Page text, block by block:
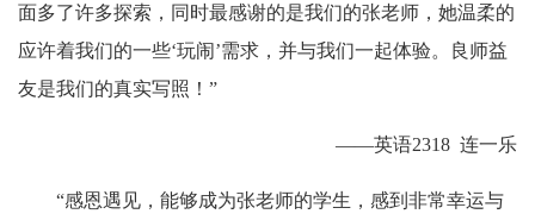
面多了许多探索，同时最感谢的是我们的张老师，她温柔的
应许着我们的一些‘玩闹’需求，并与我们一起体验。良师益
友是我们的真实写照！”
——英语2318 连一乐
“感恩遇见，能够成为张老师的学生，感到非常幸运与